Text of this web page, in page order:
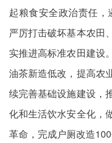
起粮食安全政治责任，
严厉打击破坏基本农田
实推进高标准农田建设
油茶新造低改，提高农
续完善基础设施建设，
化和生活饮水安全化，
革命，完成户厕改造100